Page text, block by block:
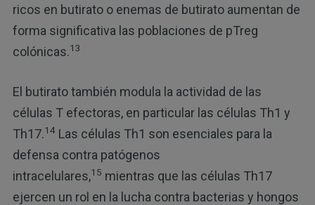
ricos en butirato o enemas de butirato aumentan de
forma significativa las poblaciones de pTreg
colónicas.13
El butirato también modula la actividad de las
células T efectoras, en particular las células Th1 y
Th17.14Las células Th1 son esenciales para la
defensa contra patógenos
intracelulares,15 mientras que las células Th17
ejercen un rol en la lucha contra bacterias y hongos